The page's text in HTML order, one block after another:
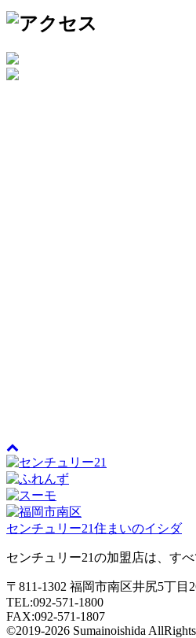
センチュリー21住まいのイシダ
センチュリー21の加盟店は、すべ
〒811-1302 福岡市南区井尻5丁目
TEL:092-571-1800
FAX:092-571-1807
©2019-2026 Sumainoishida